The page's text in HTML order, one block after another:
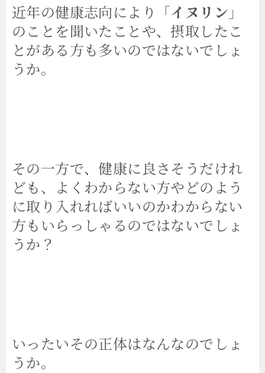
近年の健康志向により「イヌリン 」
のことを聞いたことや、摂取したこ
とがある方も多いのではないでしょ
うか。
その一方で、健康に良さそうだけれ
ども、よくわからない方やどのよう
に取り入れればいいのかわからない
方もいらっしゃるのではないでしょ
うか？
いったいその正体はなんなのでしょ
うか。